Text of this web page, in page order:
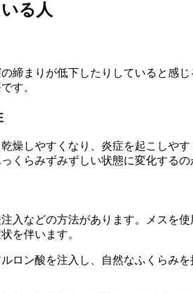
る人
締まりが低下したりしていると感
す。
燥しやすくなり、炎症を起こしや
くらみずみずしい状態に変化するの
入などの方法があります。メスを
を伴います。
ロン酸を注入し、自然なふくらみ